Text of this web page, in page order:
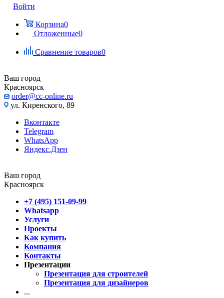
Войти
Корзина0
Отложенные0
Сравнение товаров0
Ваш город
Красноярск
order@cc-online.ru
ул. Киренского, 89
Вконтакте
Telegram
WhatsApp
Яндекс.Дзен
Ваш город
Красноярск
+7 (495) 151-09-99
Whatsapp
Услуги
Проекты
Как купить
Компания
Контакты
Презентации
Презентация для строителей
Презентация для дизайнеров
...